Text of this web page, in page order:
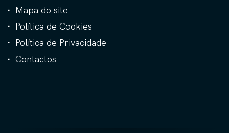
Mapa do site
Política de Cookies
Política de Privacidade
Contactos